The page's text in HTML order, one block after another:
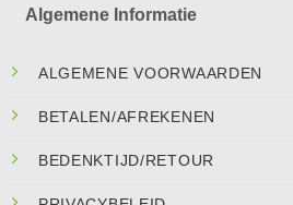
Algemene Informatie
ALGEMENE VOORWAARDEN
BETALEN/AFREKENEN
BEDENKTIJD/RETOUR